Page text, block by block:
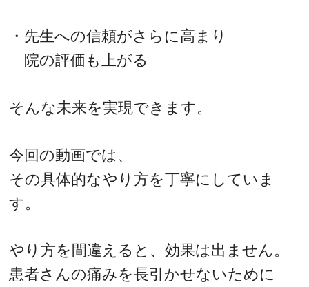
・先生への信頼がさらに高まり
院の評価も上がる
そんな未来を実現できます。
今回の動画では、
その具体的なやり方を丁寧にしていま
す。
やり方を間違えると、効果は出ません。
患者さんの痛みを長引かせないために